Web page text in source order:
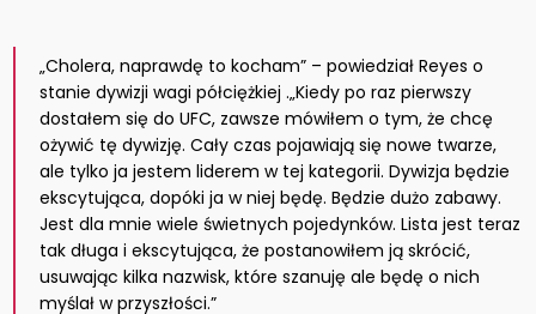
„Cholera, naprawdę to kocham” – powiedział Reyes o
stanie dywizji wagi półciężkiej .„Kiedy po raz pierwszy
dostałem się do UFC, zawsze mówiłem o tym, że chcę
ożywić tę dywizję. Cały czas pojawiają się nowe twarze,
ale tylko ja jestem liderem w tej kategorii. Dywizja będzie
ekscytująca, dopóki ja w niej będę. Będzie dużo zabawy.
Jest dla mnie wiele świetnych pojedynków. Lista jest teraz
tak długa i ekscytująca, że postanowiłem ją skrócić,
usuwając kilka nazwisk, które szanuję ale będę o nich
myślał w przyszłości.”